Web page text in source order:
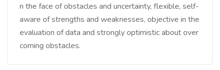
n the face of obstacles and uncertainty, flexible, self-
aware of strengths and weaknesses, objective in the
evaluation of data and strongly optimistic about over
coming obstacles.